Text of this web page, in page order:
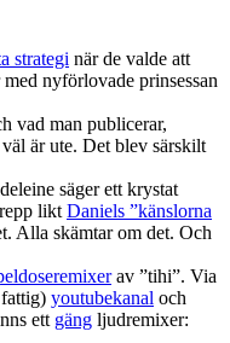
strategi när de valde att
nyförlovade prinsessan
vad man publicerar,
är ute. Det blev särskilt
säger ett krystat
likt Daniels ”känslorna
Alla skämtar om det. Och
av ”tihi”. Via
youtubekanal och
ett gäng ljudremixer: